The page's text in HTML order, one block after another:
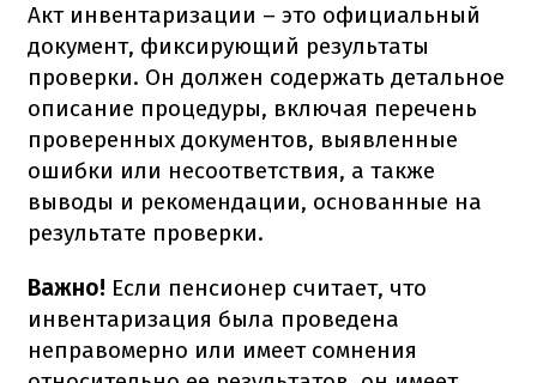
Акт инвентаризации – это официальный
документ, фиксирующий результаты
проверки. Он должен содержать детальное
описание процедуры, включая перечень
проверенных документов, выявленные
ошибки или несоответствия, а также
выводы и рекомендации, основанные на
результате проверки.
Важно! Если пенсионер считает, что
инвентаризация была проведена
неправомерно или имеет сомнения